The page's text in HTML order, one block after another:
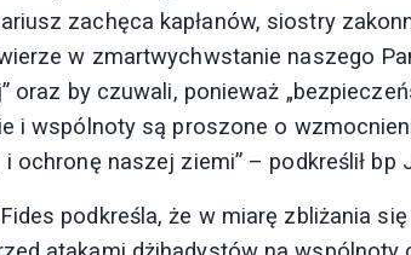
zachęca kapłanów, siostry
w zmartwychwstanie naszego
oraz by czuwali, ponieważ
i wspólnoty są proszone o
ochronę naszej ziemi” – podkreślił bp
podkreśla, że w miarę zbliżania